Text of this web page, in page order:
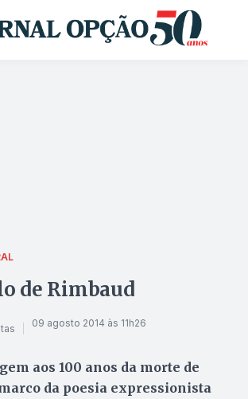
de Rimbaud
09 agosto 2014 às 11h26
aos 100 anos da morte de
da poesia expressionista